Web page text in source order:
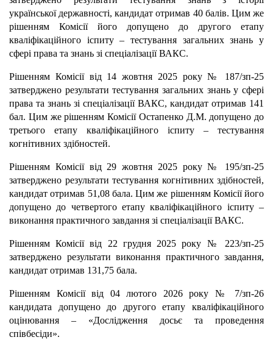
української державності, кандидат отримав 40 балів. Цим же
рішенням Комісії його допущено до другого етапу
кваліфікаційного іспиту – тестування загальних знань у
сфері права та знань зі спеціалізації ВАКС.
Рішенням Комісії від 14 жовтня 2025 року № 187/зп-25
затверджено результати тестування загальних знань у сфері
права та знань зі спеціалізації ВАКС, кандидат отримав 141
бал. Цим же рішенням Комісії Остапенко Д.М. допущено до
третього етапу кваліфікаційного іспиту – тестування
когнітивних здібностей.
Рішенням Комісії від 29 жовтня 2025 року № 195/зп-25
затверджено результати тестування когнітивних здібностей,
кандидат отримав 51,08 бала. Цим же рішенням Комісії його
допущено до четвертого етапу кваліфікаційного іспиту –
виконання практичного завдання зі спеціалізації ВАКС.
Рішенням Комісії від 22 грудня 2025 року № 223/зп-25
затверджено результати виконання практичного завдання,
кандидат отримав 131,75 бала.
Рішенням Комісії від 04 лютого 2026 року № 7/зп-26
кандидата допущено до другого етапу кваліфікаційного
оцінювання – «Дослідження досьє та проведення
співбесіди».